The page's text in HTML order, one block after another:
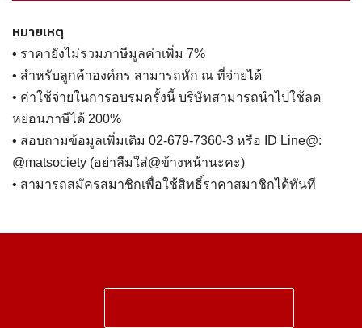
หมายเหตุ
• ราคายังไม่รวมภาษีมูลค่าเพิ่ม 7%
• สำหรับลูกค้าองค์กร สามารถหัก ณ ที่จ่ายได้
• ค่าใช้จ่ายในการอบรมครั้งนี้ บริษัทสามารถนำไปใช้ลด
หย่อนภาษีได้ 200%
• สอบถามข้อมูลเพิ่มเติม 02-679-7360-3 หรือ ID Line@:
@matsociety (อย่าลืมใส่@ข้างหน้านะคะ)
• สามารถสมัครสมาชิกเพื่อใช้สิทธิ์ราคาสมาชิกได้ทันที